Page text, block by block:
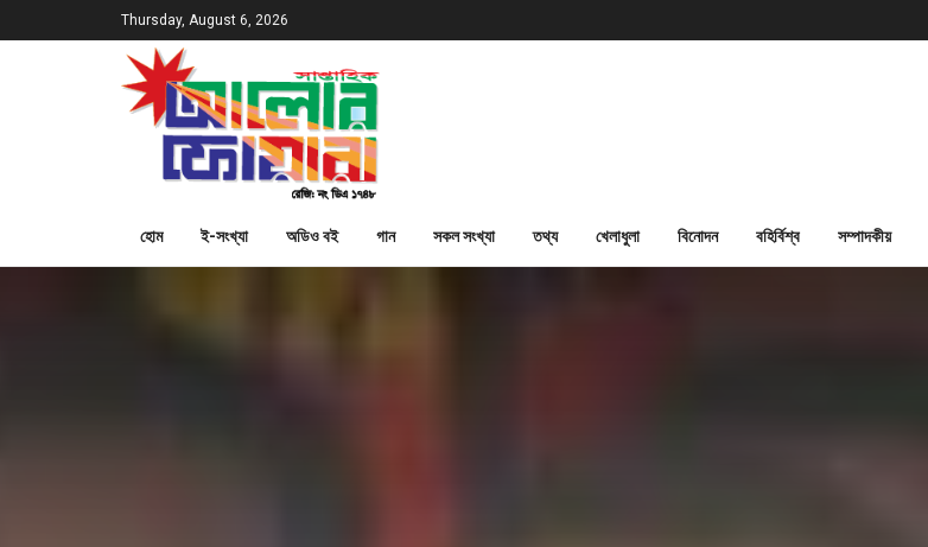
Thursday, August 6, 2026
হোম ই-সংখ্যা অডিও বই গান সকল সংখ্যা তথ্য খেলাধুলা বিনোদন বহির্বিশ্ব সম্পাদকীয়